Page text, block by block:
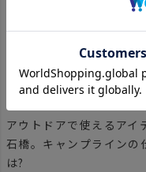
アウトドアで使えるアイ
石橋。キャンプラインの
は?